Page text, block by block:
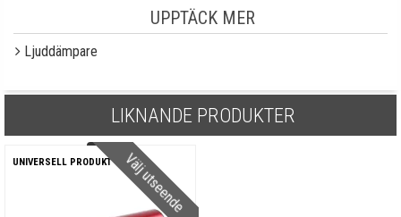
UPPTÄCK MER
Ljuddämpare
LIKNANDE PRODUKTER
Välj utseende
UNIVERSELL PRODUKT